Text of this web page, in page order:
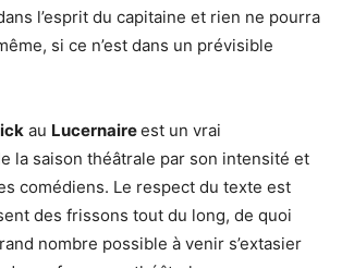
l’esprit du capitaine et rien ne pourra
si ce n’est dans un prévisible
au Lucernaireest un vrai
la saison théâtrale par son intensité et
comédiens. Le respect du texte est
des frissons tout du long, de quoi
nombre possible à venir s’extasier